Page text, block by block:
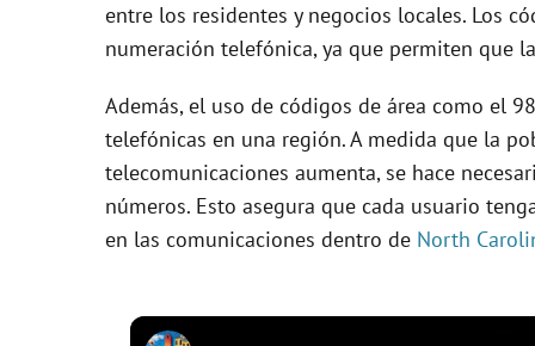
entre los residentes y negocios locales. Los
numeración telefónica, ya que permiten que
Además, el uso de códigos de área como el
telefónicas en una región. A medida que la
telecomunicaciones aumenta, se hace
números. Esto asegura que cada usuario
en las comunicaciones dentro de North